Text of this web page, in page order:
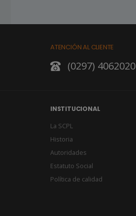
ATENCIÓN AL CLIENTE
(0297) 4062020
INSTITUCIONAL
La SCPL
Historia
Autoridades
Estatuto Social
Política de calidad